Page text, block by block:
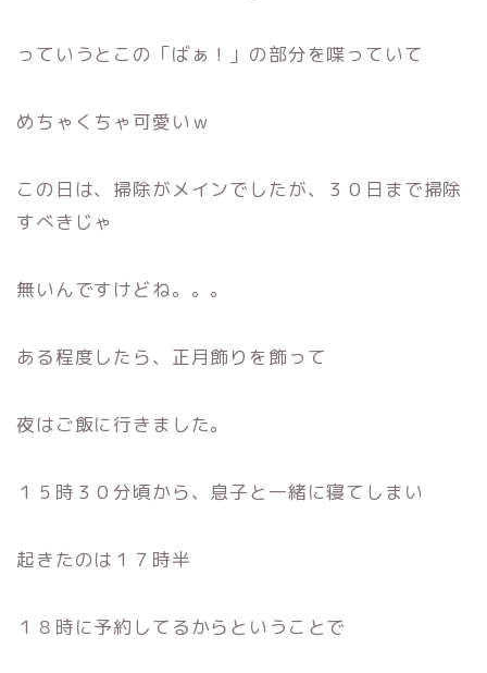
っていうとこの「ばぁ！」の部分を喋っていて
めちゃくちゃ可愛いｗ
この日は、掃除がメインでしたが、３０日まで掃除
すべきじゃ
無いんですけどね。。。
ある程度したら、正月飾りを飾って
夜はご飯に行きました。
１５時３０分頃から、息子と一緒に寝てしまい
起きたのは１７時半
１８時に予約してるからということで